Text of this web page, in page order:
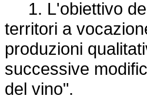
1. L'obiettivo
territori a
produzioni
successive
del vino".